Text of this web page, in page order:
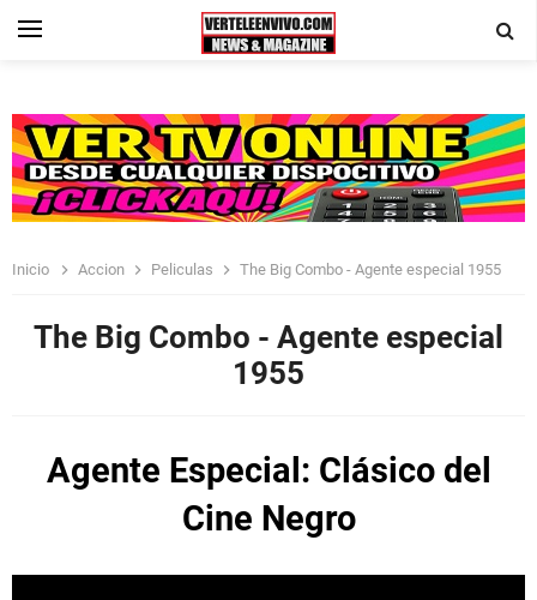
Inicio Accion Peliculas The Big Combo - Agente especial 1955
The Big Combo - Agente especial
1955
Agente Especial: Clásico del
Cine Negro